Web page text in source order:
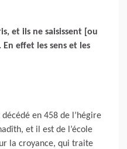
et ils ne saisissent [ou
effet les sens et les
en 458 de l’hégire
la croyance, qui traite